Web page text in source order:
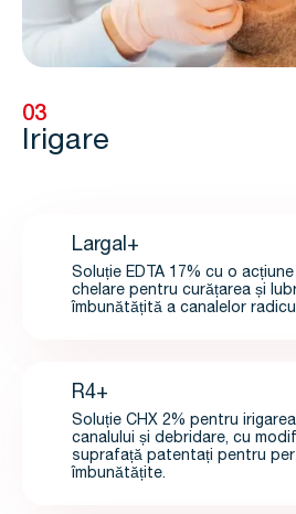
03
Irigare
Largal+
Soluție EDTA 17% cu o
chelare pentru curățarea și
îmbunătățită a canalelor
R4+
Soluție CHX 2% pentru
canalului și debridare, cu
suprafață patentați pentru
îmbunătățite.